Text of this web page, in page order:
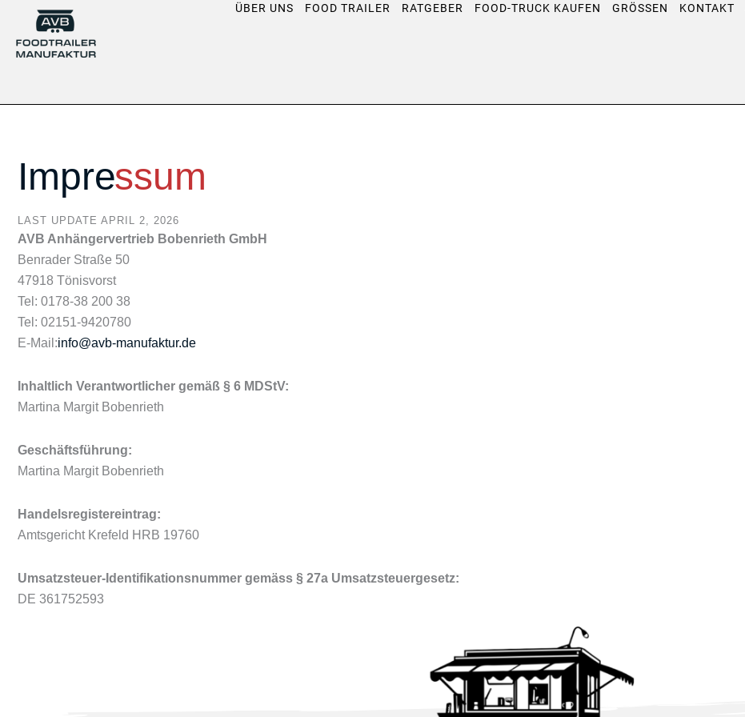
springen
ÜBER UNS FOOD TRAILER RATGEBER FOOD-TRUCK KAUFEN GRÖSSEN KONTAKT
Impressum
LAST UPDATE APRIL 2, 2026
AVB Anhängervertrieb Bobenrieth GmbH
Benrader Straße 50
47918 Tönisvorst
Tel: 0178-38 200 38
Tel: 02151-9420780
E-Mail:info@avb-manufaktur.de
Inhaltlich Verantwortlicher gemäß § 6 MDStV:
Martina Margit Bobenrieth
Geschäftsführung:
Martina Margit Bobenrieth
Handelsregistereintrag:
Amtsgericht Krefeld HRB 19760
Umsatzsteuer-Identifikationsnummer gemäss § 27a Umsatzsteuergesetz:
DE 361752593